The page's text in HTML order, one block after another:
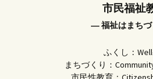
市民福祉
― 福祉はまち
ふくし：
まちづくり：